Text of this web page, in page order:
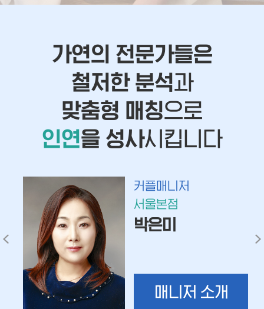
가연의 전문가들은
철저한 분석과
맞춤형 매칭으로
인연을 성사시킵니다
커플매니저
서울본점
박은미
매니저 소개